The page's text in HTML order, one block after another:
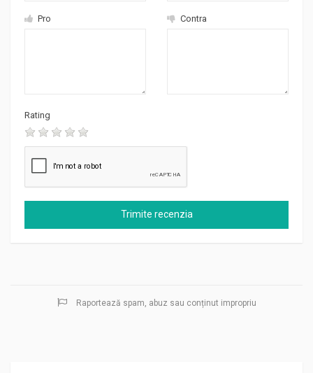
Pro Contra
Rating
Raportează spam, abuz sau conținut impropriu